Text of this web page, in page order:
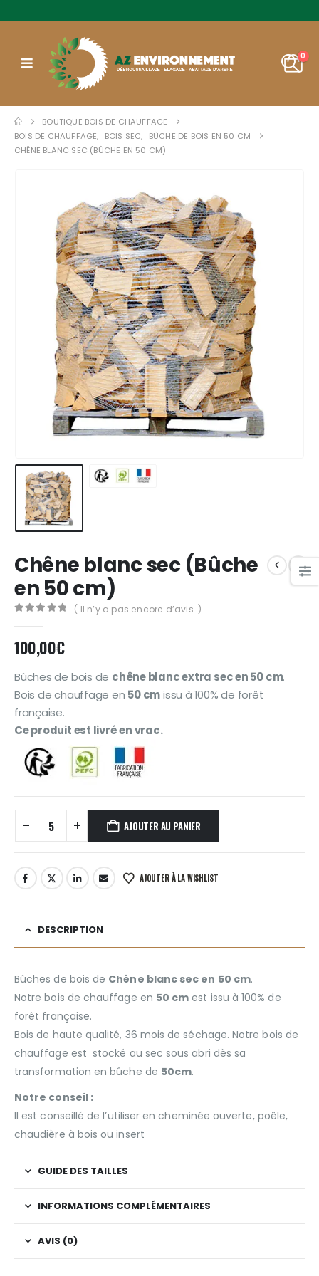
0
BOUTIQUE BOIS DE CHAUFFAGE
BOIS DE CHAUFFAGE, BOIS SEC,
BÛCHE DE BOIS EN 50 CM
CHÊNE BLANC SEC (BÛCHE EN 50 CM)
Chêne blanc sec (Bûche
en 50 cm)
( Il n’y a pas encore d’avis. )
100,00€
Bûches de bois de chêne blanc extra sec en 50 cm.
Bois de chauffage en 50 cmissu à 100% de forêt
française.
Ce produit est livré en vrac.
AJOUTER AU PANIER
AJOUTER À LA WISHLIST
DESCRIPTION
Bûches de bois de Chêne blanc sec en 50 cm.
Notre bois de chauffage en 50 cm est issu à 100% de
forêt française.
Bois de haute qualité, 36 mois de séchage. Notre bois de
chauffage est stocké au sec sous abri dès sa
transformation en bûche de 50cm.
Notre conseil :
Il est conseillé de l’utiliser en cheminée ouverte, poêle,
chaudière à bois ou insert
GUIDE DES TAILLES
INFORMATIONS COMPLÉMENTAIRES
AVIS (0)